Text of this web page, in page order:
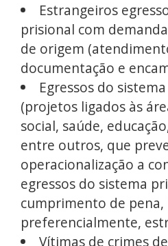
Estrangeiros
prisional com
de origem
documentação e
Egressos do
(projetos ligados às
social, saúde,
entre outros, que
operacionalização a
egressos do sistema
cumprimento de
preferencialmente,
Vítimas de crimes